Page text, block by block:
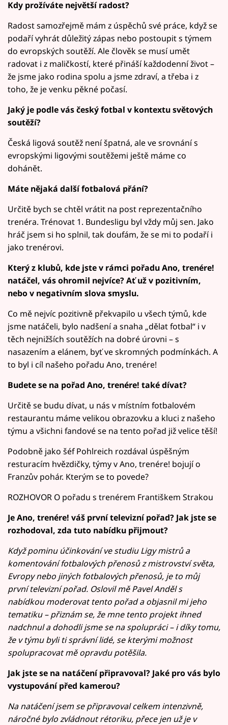
Kdy prožíváte největší radost?
Radost samozřejmě mám z úspěchů své práce, když se
podaří vyhrát důležitý zápas nebo postoupit s týmem
do evropských soutěží. Ale člověk se musí umět
radovat i z maličkostí, které přináší každodenní život –
že jsme jako rodina spolu a jsme zdraví, a třeba i z
toho, že je venku pěkné počasí.
Jaký je podle vás český fotbal v kontextu světových
soutěží?
Česká ligová soutěž není špatná, ale ve srovnání s
evropskými ligovými soutěžemi ještě máme co
dohánět.
Máte nějaká další fotbalová přání?
Určitě bych se chtěl vrátit na post reprezentačního
trenéra. Trénovat 1. Bundesligu byl vždy můj sen. Jako
hráč jsem si ho splnil, tak doufám, že se mi to podaří i
jako trenérovi.
Který z klubů, kde jste v rámci pořadu Ano, trenére!
natáčel, vás ohromil nejvíce? Ať už v pozitivním,
nebo v negativním slova smyslu.
Co mě nejvíc pozitivně překvapilo u všech týmů, kde
jsme natáčeli, bylo nadšení a snaha „dělat fotbal“ i v
těch nejnižších soutěžích na dobré úrovni – s
nasazením a elánem, byť ve skromných podmínkách. A
to byl i cíl našeho pořadu Ano, trenére!
Budete se na pořad Ano, trenére! také dívat?
Určitě se budu dívat, u nás v místním fotbalovém
restaurantu máme velikou obrazovku a kluci z našeho
týmu a všichni fandové se na tento pořad již velice těší!
Podobně jako šéf Pohlreich rozdával úspěšným
resturacím hvězdičky, týmy v Ano, trenére! bojují o
Franzův pohár. Kterým se to povede?
ROZHOVOR O pořadu s trenérem Františkem Strakou
Je Ano, trenére! váš první televizní pořad? Jak jste se
rozhodoval, zda tuto nabídku přijmout?
Když pominu účinkování ve studiu Ligy mistrů a
komentování fotbalových přenosů z mistrovství světa,
Evropy nebo jiných fotbalových přenosů, je to můj
první televizní pořad. Oslovil mě Pavel Anděl s
nabídkou moderovat tento pořad a objasnil mi jeho
tematiku – přiznám se, že mne tento projekt ihned
nadchnul a dohodli jsme se na spolupráci – i díky tomu,
že v týmu byli ti správní lidé, se kterými možnost
spolupracovat mě opravdu potěšila.
Jak jste se na natáčení připravoval? Jaké pro vás bylo
vystupování před kamerou?
Na natáčení jsem se připravoval celkem intenzivně,
náročné bylo zvládnout rétoriku, přece jen už je v